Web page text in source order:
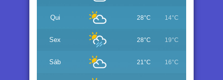
Qui 28°C 14°C
Sex 28°C 19°C
Sáb 21°C 16°C